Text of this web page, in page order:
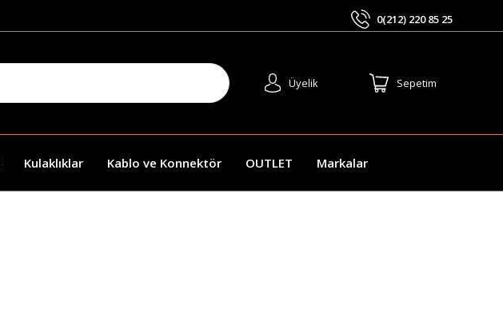
0(212) 220 85 25
Üyelik Sepetim
Kulaklıklar Kablo ve Konnektör OUTLET Markalar